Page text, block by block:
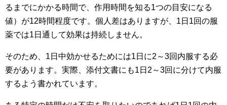
るまでにかかる時間で、作用時間を知る1つの目安になる
値）が12時間程度です。個人差はありますが、1日1回の服
薬では1日通して効果は持続しません。
そのため、1日中効かせるためには1日に2～3回内服する必
要があります。実際、添付文書にも1日2～3回に分けて内服
するよう書かれています。